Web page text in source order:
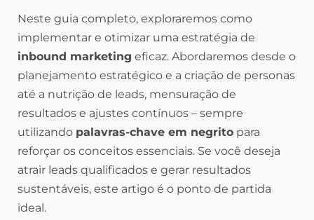
Neste guia completo, exploraremos como
implementar e otimizar uma estratégia de
inbound marketing eficaz. Abordaremos desde o
planejamento estratégico e a criação de personas
até a nutrição de leads, mensuração de
resultados e ajustes contínuos – sempre
utilizando palavras-chave em negrito para
reforçar os conceitos essenciais. Se você deseja
atrair leads qualificados e gerar resultados
sustentáveis, este artigo é o ponto de partida
ideal.